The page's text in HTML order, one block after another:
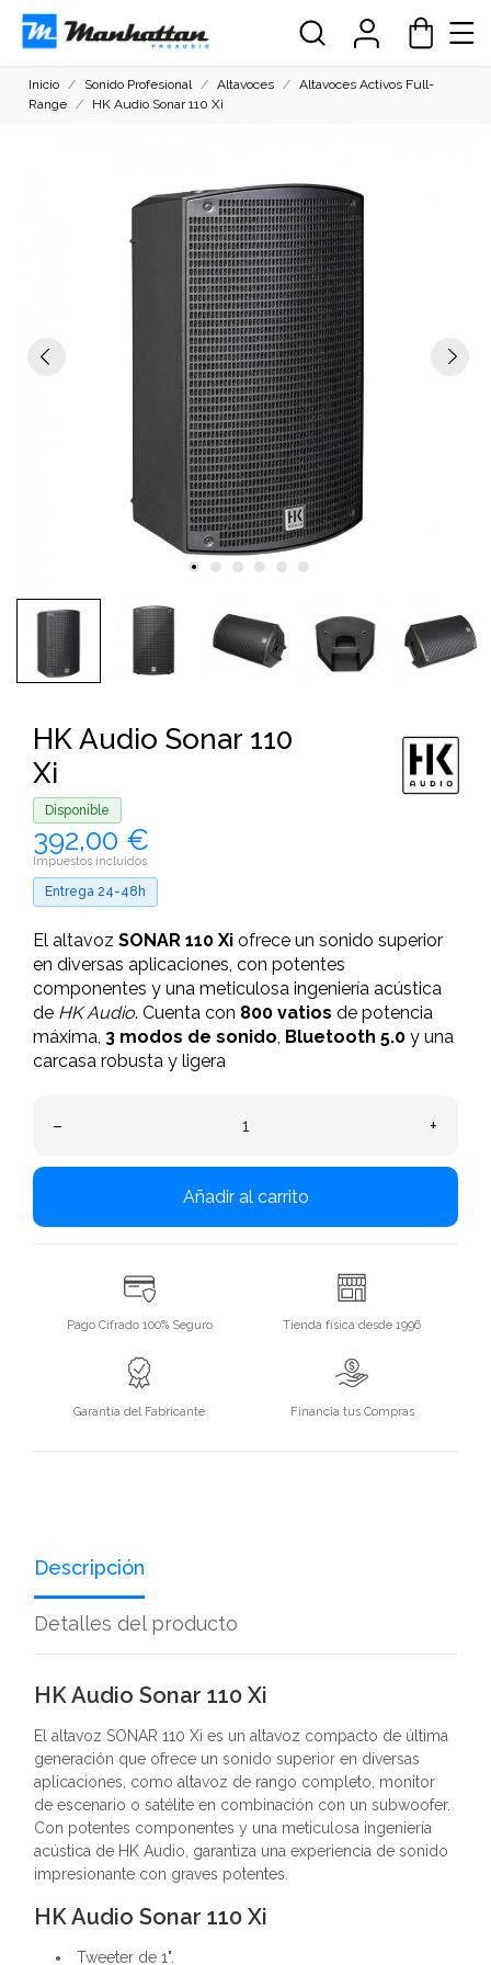
Inicio Sonido Profesional Altavoces
Altavoces Activos Full-
Range
HK Audio Sonar 110 Xi
HK Audio Sonar 110
Xi
Disponible
392,00 €
Impuestos incluidos
Entrega 24-48h
El altavoz SONAR 110 Xi ofrece un sonido superior
en diversas aplicaciones, con potentes
componentes y una meticulosa ingeniería acústica
de HK Audio. Cuenta con 800 vatios de potencia
máxima, 3 modos de sonido, Bluetooth 5.0 y una
carcasa robusta y ligera
– +
Añadir al carrito
Pago Cifrado 100% Seguro Tienda física desde 1996
Garantía del Fabricante Financia tus Compras
Descripción
Detalles del producto
HK Audio Sonar 110 Xi
El altavoz SONAR 110 Xi es un altavoz compacto de última
generación que ofrece un sonido superior en diversas
aplicaciones, como altavoz de rango completo, monitor
de escenario o satélite en combinación con un subwoofer.
Con potentes componentes y una meticulosa ingeniería
acústica de HK Audio, garantiza una experiencia de sonido
impresionante con graves potentes.
HK Audio Sonar 110 Xi
Tweeter de 1".